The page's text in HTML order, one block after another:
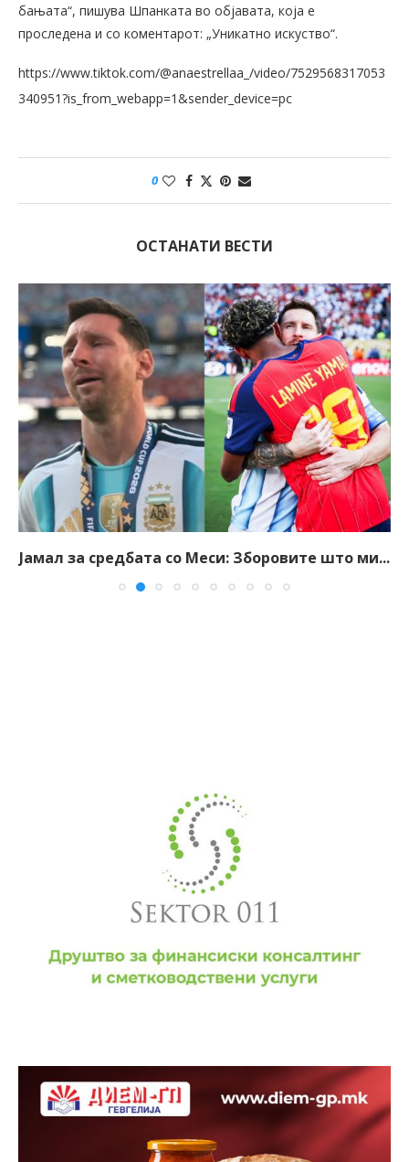
бањата“, пишува Шпанката во објавата, која е
проследена и со коментарот: „Уникатно искуство“.
https://www.tiktok.com/@anaestrellaa_/video/7529568317053
340951?is_from_webapp=1&sender_device=pc
0
ОСТАНАТИ ВЕСТИ
Јамал за средбата со Меси: Зборовите што ми...